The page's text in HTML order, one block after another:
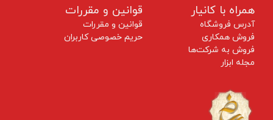
همراه با کانیار
آدرس فروشگاه
فروش همکاری
فروش به شرکت‌ها
مجله ابزار
قوانین و مقررات
قوانین و مقررات
حریم خصوصی کاربران